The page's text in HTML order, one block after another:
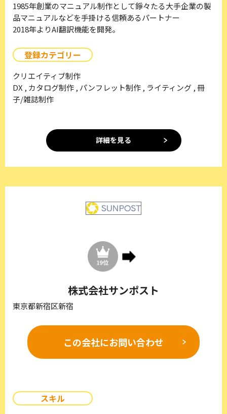
1985年創業のマニュアル制作として錚々たる大手企業の製
品マニュアルなどを手掛ける信頼あるパートナー
2018年よりAI翻訳機能を開発。
登録カテゴリー
クリエイティブ制作
DX , カタログ制作 , パンフレット制作 , ライティング , 冊
子/雑誌制作
詳細を見る
株式会社サンポスト
東京都新宿区新宿
この会社にお問い合わせ
スキル